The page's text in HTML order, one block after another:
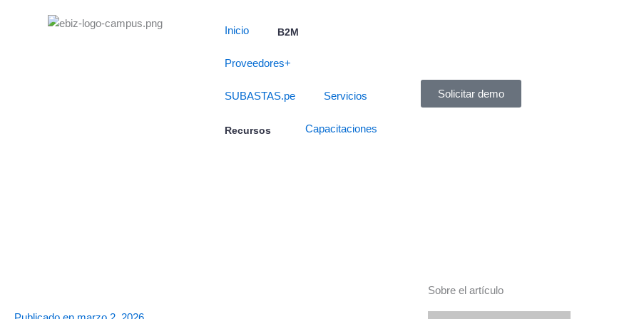
Inicio B2M
Proveedores+
SUBASTAS.pe Servicios
Recursos Capacitaciones
Solicitar demo
Sobre el artículo